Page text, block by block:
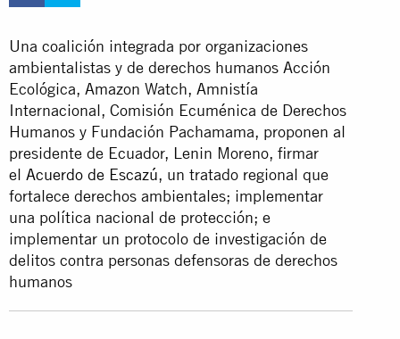
Una coalición integrada por organizaciones
ambientalistas y de derechos humanos Acción
Ecológica, Amazon Watch, Amnistía
Internacional, Comisión Ecuménica de Derechos
Humanos y Fundación Pachamama, proponen al
presidente de Ecuador, Lenin Moreno, firmar
el Acuerdo de Escazú, un tratado regional que
fortalece derechos ambientales; implementar
una política nacional de protección; e
implementar un protocolo de investigación de
delitos contra personas defensoras de derechos
humanos